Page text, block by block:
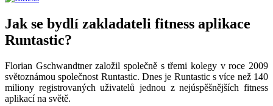
Jak se bydlí zakladateli fitness aplikace
Runtastic?
Florian Gschwandtner založil společně s třemi kolegy v roce 2009
světoznámou společnost Runtastic. Dnes je Runtastic s více než 140
miliony registrovaných uživatelů jednou z nejúspěšnějších fitness
aplikací na světě.